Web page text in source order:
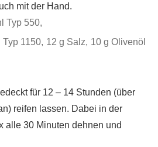
mit der Hand.
Typ 550,
1150, 12 g Salz, 10 g Olivenöl
für 12 – 14 Stunden (über
reifen lassen. Dabei in der
alle 30 Minuten dehnen und